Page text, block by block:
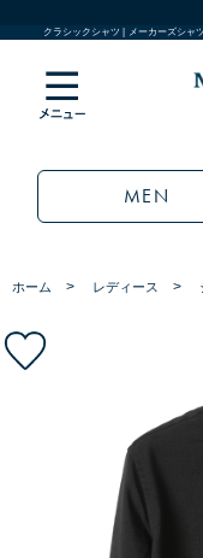
クラシックシャツ | メーカーズシャ
MEN
ホーム > レディース >